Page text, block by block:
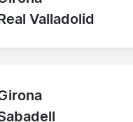
Valladolid